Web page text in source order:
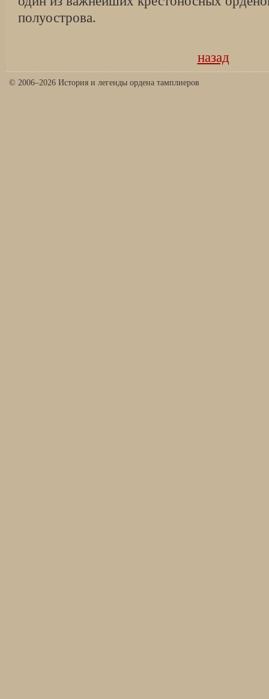
полуострова.
назад
© 2006–2026 История и легенды ордена тамплиеров